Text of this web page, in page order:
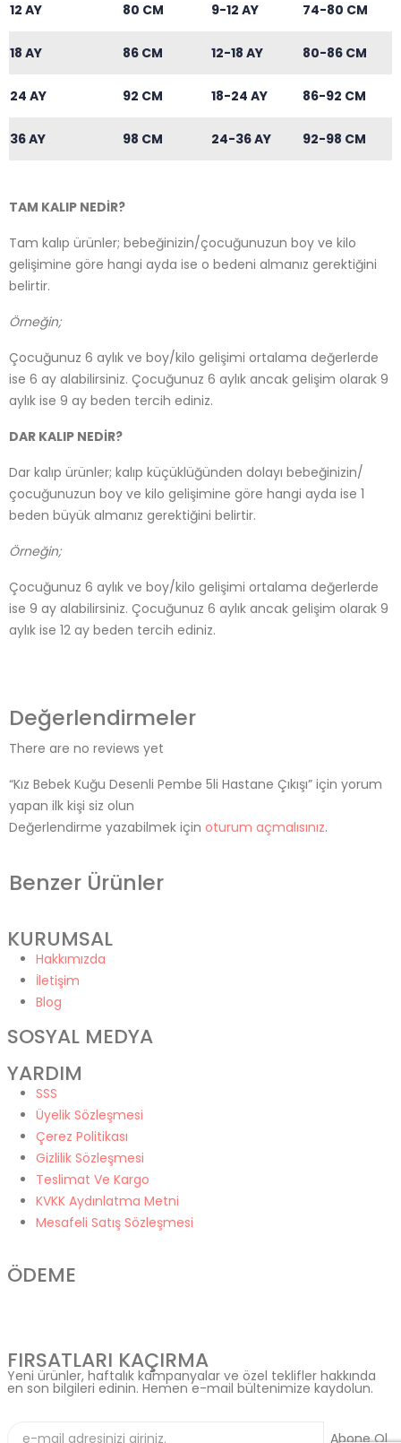
12 AY 80 CM 9-12 AY 74-80 CM
18 AY 86 CM 12-18 AY 80-86 CM
24 AY 92 CM 18-24 AY 86-92 CM
36 AY 98 CM 24-36 AY 92-98 CM
TAM KALIP NEDİR?
Tam kalıp ürünler; bebeğinizin/çocuğunuzun boy ve kilo
gelişimine göre hangi ayda ise o bedeni almanız gerektiğini
belirtir.
Örneğin;
Çocuğunuz 6 aylık ve boy/kilo gelişimi ortalama değerlerde
ise 6 ay alabilirsiniz. Çocuğunuz 6 aylık ancak gelişim olarak 9
aylık ise 9 ay beden tercih ediniz.
DAR KALIP NEDİR?
Dar kalıp ürünler; kalıp küçüklüğünden dolayı bebeğinizin/
çocuğunuzun boy ve kilo gelişimine göre hangi ayda ise 1
beden büyük almanız gerektiğini belirtir.
Örneğin;
Çocuğunuz 6 aylık ve boy/kilo gelişimi ortalama değerlerde
ise 9 ay alabilirsiniz. Çocuğunuz 6 aylık ancak gelişim olarak 9
aylık ise 12 ay beden tercih ediniz.
Değerlendirmeler
There are no reviews yet
“Kız Bebek Kuğu Desenli Pembe 5li Hastane Çıkışı” için yorum
yapan ilk kişi siz olun
Değerlendirme yazabilmek için oturum açmalısınız.
Benzer Ürünler
KURUMSAL
Hakkımızda
İletişim
Blog
SOSYAL MEDYA
YARDIM
SSS
Üyelik Sözleşmesi
Çerez Politikası
Gizlilik Sözleşmesi
Teslimat Ve Kargo
KVKK Aydınlatma Metni
Mesafeli Satış Sözleşmesi
ÖDEME
FIRSATLARI KAÇIRMA
Yeni ürünler, haftalık kampanyalar ve özel teklifler hakkında
en son bilgileri edinin. Hemen e-mail bültenimize kaydolun.